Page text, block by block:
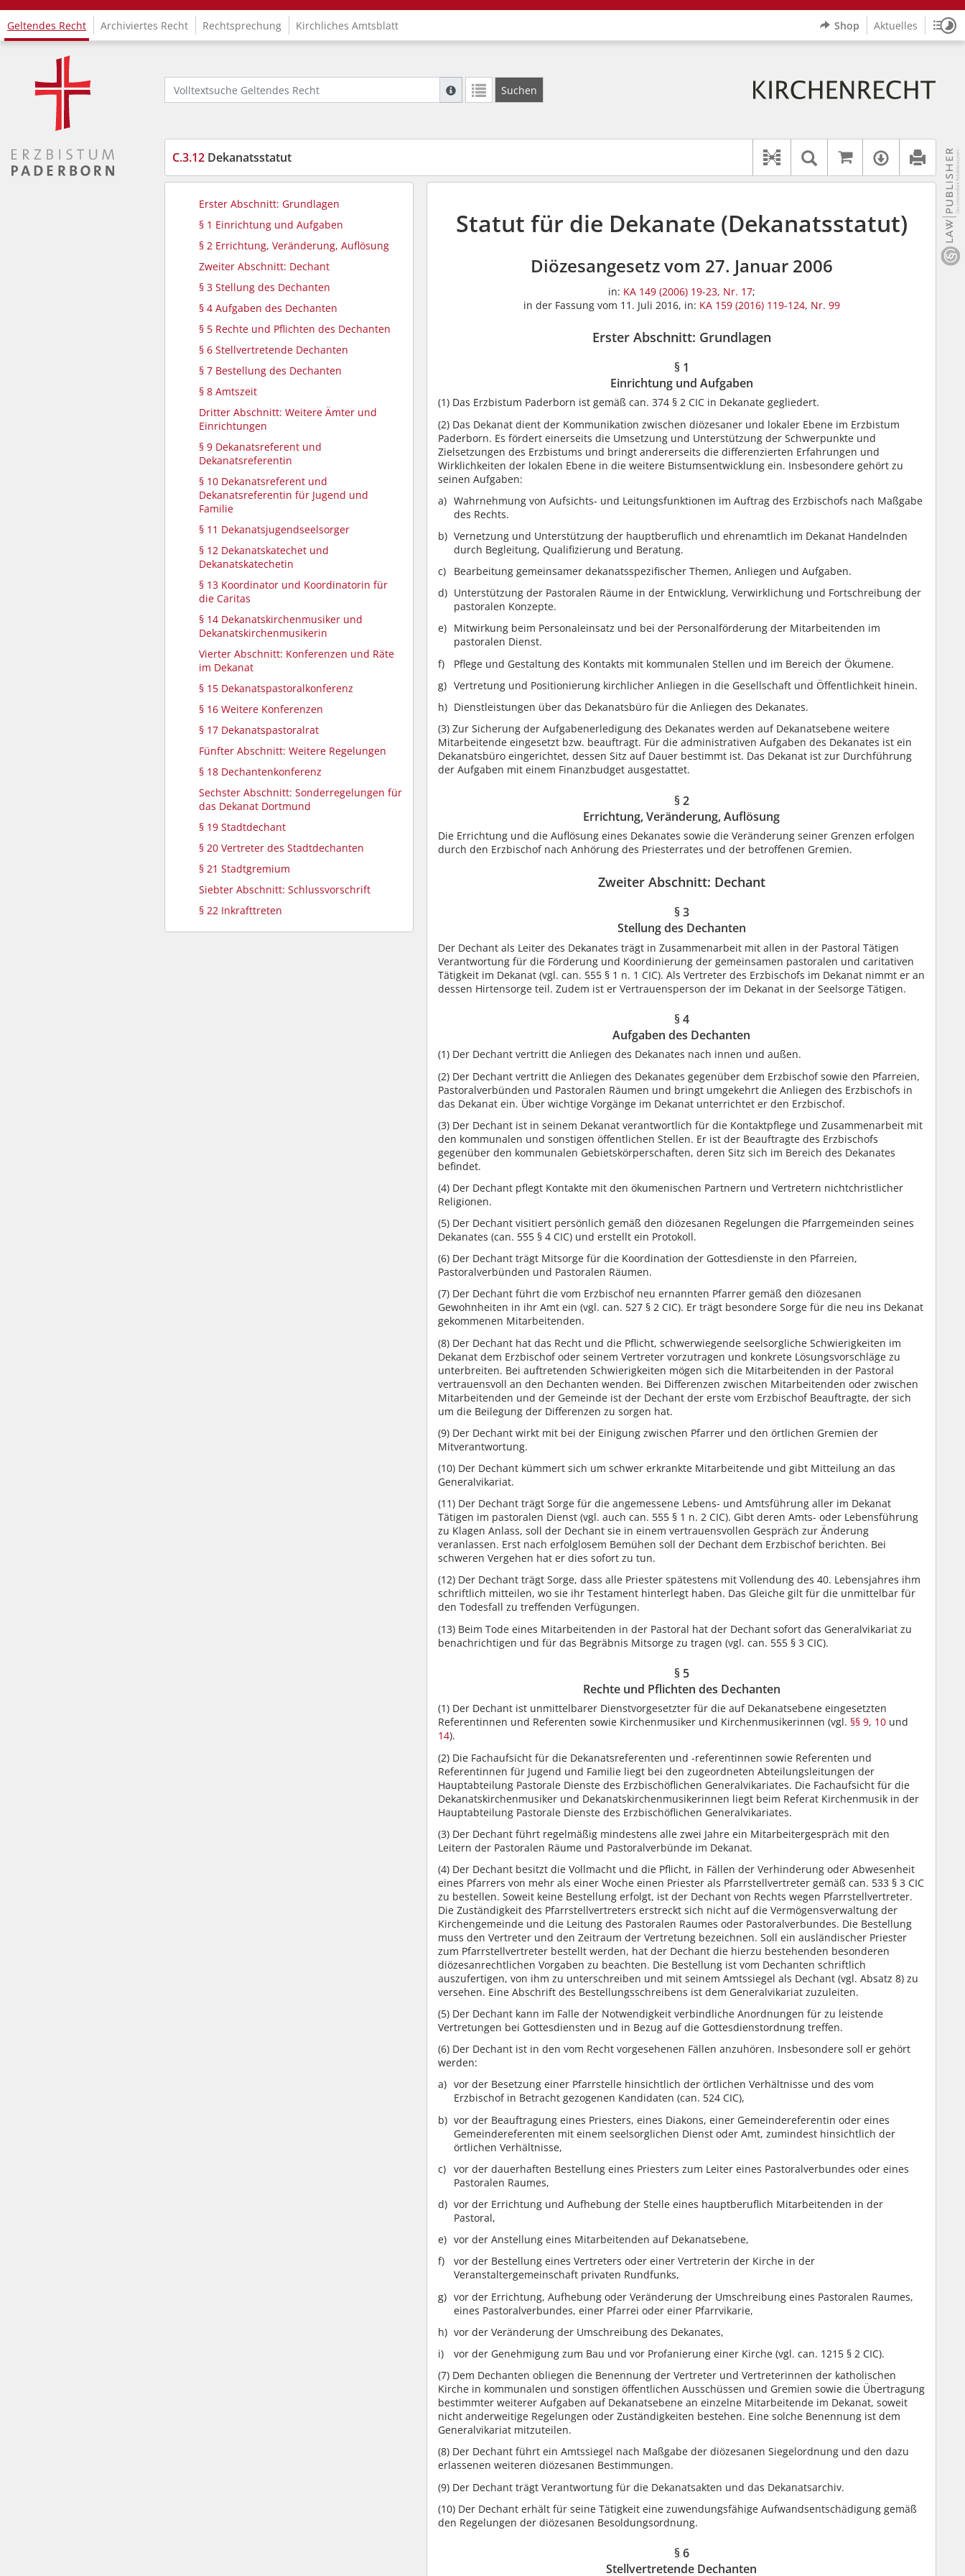
Logo Fachinformationssystem Kirchenrecht
Geltendes Recht Archiviertes Recht Rechtsprechung Kirchliches Amtsblatt Shop Aktuelles
Volltextsuche Geltendes Recht
Suche mit Platzhalter "*", Bsp. Pfarrer*, findet auch: "Pfarrerinitiative" oder "Pfarrerausschuss".
Suchen
C.3.12 Dekanatsstatut
Dokument-Beziehungen
Textsuche im
Auf
Erster Abschnitt: Grundlagen
§ 1 Einrichtung und Aufgaben
§ 2 Errichtung, Veränderung, Auflösung
Zweiter Abschnitt: Dechant
§ 3 Stellung des Dechanten
§ 4 Aufgaben des Dechanten
§ 5 Rechte und Pflichten des Dechanten
§ 6 Stellvertretende Dechanten
§ 7 Bestellung des Dechanten
§ 8 Amtszeit
Dritter Abschnitt: Weitere Ämter und
Einrichtungen
§ 9 Dekanatsreferent und
Dekanatsreferentin
§ 10 Dekanatsreferent und
Dekanatsreferentin für Jugend und
Familie
§ 11 Dekanatsjugendseelsorger
§ 12 Dekanatskatechet und
Dekanatskatechetin
§ 13 Koordinator und Koordinatorin für
die Caritas
§ 14 Dekanatskirchenmusiker und
Dekanatskirchenmusikerin
Vierter Abschnitt: Konferenzen und Räte
im Dekanat
§ 15 Dekanatspastoralkonferenz
§ 16 Weitere Konferenzen
§ 17 Dekanatspastoralrat
Fünfter Abschnitt: Weitere Regelungen
§ 18 Dechantenkonferenz
Sechster Abschnitt: Sonderregelungen für
das Dekanat Dortmund
§ 19 Stadtdechant
§ 20 Vertreter des Stadtdechanten
§ 21 Stadtgremium
Siebter Abschnitt: Schlussvorschrift
§ 22 Inkrafttreten
Statut für die Dekanate (Dekanatsstatut)
Diözesangesetz vom 27. Januar 2006
in: KA 149 (2006) 19-23, Nr. 17;
in der Fassung vom 11. Juli 2016, in: KA 159 (2016) 119-124, Nr. 99
Erster Abschnitt: Grundlagen
§ 1
Einrichtung und Aufgaben
(1) Das Erzbistum Paderborn ist gemäß can. 374 § 2 CIC in Dekanate gegliedert.
(2) Das Dekanat dient der Kommunikation zwischen diözesaner und lokaler Ebene im Erzbistum
Paderborn. Es fördert einerseits die Umsetzung und Unterstützung der Schwerpunkte und
Zielsetzungen des Erzbistums und bringt andererseits die differenzierten Erfahrungen und
Wirklichkeiten der lokalen Ebene in die weitere Bistumsentwicklung ein. Insbesondere gehört zu
seinen Aufgaben:
Wahrnehmung von Aufsichts- und Leitungsfunktionen im Auftrag des Erzbischofs nach Maßgabe
des Rechts.
Vernetzung und Unterstützung der hauptberuflich und ehrenamtlich im Dekanat Handelnden
durch Begleitung, Qualifizierung und Beratung.
Bearbeitung gemeinsamer dekanatsspezifischer Themen, Anliegen und Aufgaben.
Unterstützung der Pastoralen Räume in der Entwicklung, Verwirklichung und Fortschreibung der
pastoralen Konzepte.
Mitwirkung beim Personaleinsatz und bei der Personalförderung der Mitarbeitenden im
pastoralen Dienst.
Pflege und Gestaltung des Kontakts mit kommunalen Stellen und im Bereich der Ökumene.
Vertretung und Positionierung kirchlicher Anliegen in die Gesellschaft und Öffentlichkeit hinein.
Dienstleistungen über das Dekanatsbüro für die Anliegen des Dekanates.
(3) Zur Sicherung der Aufgabenerledigung des Dekanates werden auf Dekanatsebene weitere
Mitarbeitende eingesetzt bzw. beauftragt. Für die administrativen Aufgaben des Dekanates ist ein
Dekanatsbüro eingerichtet, dessen Sitz auf Dauer bestimmt ist. Das Dekanat ist zur Durchführung
der Aufgaben mit einem Finanzbudget ausgestattet.
§ 2
Errichtung, Veränderung, Auflösung
Die Errichtung und die Auflösung eines Dekanates sowie die Veränderung seiner Grenzen erfolgen
durch den Erzbischof nach Anhörung des Priesterrates und der betroffenen Gremien.
Zweiter Abschnitt: Dechant
§ 3
Stellung des Dechanten
Der Dechant als Leiter des Dekanates trägt in Zusammenarbeit mit allen in der Pastoral Tätigen
Verantwortung für die Förderung und Koordinierung der gemeinsamen pastoralen und caritativen
Tätigkeit im Dekanat (vgl. can. 555 § 1 n. 1 CIC). Als Vertreter des Erzbischofs im Dekanat nimmt er an
dessen Hirtensorge teil. Zudem ist er Vertrauensperson der im Dekanat in der Seelsorge Tätigen.
§ 4
Aufgaben des Dechanten
(1) Der Dechant vertritt die Anliegen des Dekanates nach innen und außen.
(2) Der Dechant vertritt die Anliegen des Dekanates gegenüber dem Erzbischof sowie den Pfarreien,
Pastoralverbünden und Pastoralen Räumen und bringt umgekehrt die Anliegen des Erzbischofs in
das Dekanat ein. Über wichtige Vorgänge im Dekanat unterrichtet er den Erzbischof.
(3) Der Dechant ist in seinem Dekanat verantwortlich für die Kontaktpflege und Zusammenarbeit mit
den kommunalen und sonstigen öffentlichen Stellen. Er ist der Beauftragte des Erzbischofs
gegenüber den kommunalen Gebietskörperschaften, deren Sitz sich im Bereich des Dekanates
befindet.
(4) Der Dechant pflegt Kontakte mit den ökumenischen Partnern und Vertretern nichtchristlicher
Religionen.
(5) Der Dechant visitiert persönlich gemäß den diözesanen Regelungen die Pfarrgemeinden seines
Dekanates (can. 555 § 4 CIC) und erstellt ein Protokoll.
(6) Der Dechant trägt Mitsorge für die Koordination der Gottesdienste in den Pfarreien,
Pastoralverbünden und Pastoralen Räumen.
(7) Der Dechant führt die vom Erzbischof neu ernannten Pfarrer gemäß den diözesanen
Gewohnheiten in ihr Amt ein (vgl. can. 527 § 2 CIC). Er trägt besondere Sorge für die neu ins Dekanat
gekommenen Mitarbeitenden.
(8) Der Dechant hat das Recht und die Pflicht, schwerwiegende seelsorgliche Schwierigkeiten im
Dekanat dem Erzbischof oder seinem Vertreter vorzutragen und konkrete Lösungsvorschläge zu
unterbreiten. Bei auftretenden Schwierigkeiten mögen sich die Mitarbeitenden in der Pastoral
vertrauensvoll an den Dechanten wenden. Bei Differenzen zwischen Mitarbeitenden oder zwischen
Mitarbeitenden und der Gemeinde ist der Dechant der erste vom Erzbischof Beauftragte, der sich
um die Beilegung der Differenzen zu sorgen hat.
(9) Der Dechant wirkt mit bei der Einigung zwischen Pfarrer und den örtlichen Gremien der
Mitverantwortung.
(10) Der Dechant kümmert sich um schwer erkrankte Mitarbeitende und gibt Mitteilung an das
Generalvikariat.
(11) Der Dechant trägt Sorge für die angemessene Lebens- und Amtsführung aller im Dekanat
Tätigen im pastoralen Dienst (vgl. auch can. 555 § 1 n. 2 CIC). Gibt deren Amts- oder Lebensführung
zu Klagen Anlass, soll der Dechant sie in einem vertrauensvollen Gespräch zur Änderung
veranlassen. Erst nach erfolglosem Bemühen soll der Dechant dem Erzbischof berichten. Bei
schweren Vergehen hat er dies sofort zu tun.
(12) Der Dechant trägt Sorge, dass alle Priester spätestens mit Vollendung des 40. Lebensjahres ihm
schriftlich mitteilen, wo sie ihr Testament hinterlegt haben. Das Gleiche gilt für die unmittelbar für
den Todesfall zu treffenden Verfügungen.
(13) Beim Tode eines Mitarbeitenden in der Pastoral hat der Dechant sofort das Generalvikariat zu
benachrichtigen und für das Begräbnis Mitsorge zu tragen (vgl. can. 555 § 3 CIC).
§ 5
Rechte und Pflichten des Dechanten
(1) Der Dechant ist unmittelbarer Dienstvorgesetzter für die auf Dekanatsebene eingesetzten
Referentinnen und Referenten sowie Kirchenmusiker und Kirchenmusikerinnen (vgl. §§ 9, 10 und
14).
(2) Die Fachaufsicht für die Dekanatsreferenten und -referentinnen sowie Referenten und
Referentinnen für Jugend und Familie liegt bei den zugeordneten Abteilungsleitungen der
Hauptabteilung Pastorale Dienste des Erzbischöflichen Generalvikariates. Die Fachaufsicht für die
Dekanatskirchenmusiker und Dekanatskirchenmusikerinnen liegt beim Referat Kirchenmusik in der
Hauptabteilung Pastorale Dienste des Erzbischöflichen Generalvikariates.
(3) Der Dechant führt regelmäßig mindestens alle zwei Jahre ein Mitarbeitergespräch mit den
Leitern der Pastoralen Räume und Pastoralverbünde im Dekanat.
(4) Der Dechant besitzt die Vollmacht und die Pflicht, in Fällen der Verhinderung oder Abwesenheit
eines Pfarrers von mehr als einer Woche einen Priester als Pfarrstellvertreter gemäß can. 533 § 3 CIC
zu bestellen. Soweit keine Bestellung erfolgt, ist der Dechant von Rechts wegen Pfarrstellvertreter.
Die Zuständigkeit des Pfarrstellvertreters erstreckt sich nicht auf die Vermögensverwaltung der
Kirchengemeinde und die Leitung des Pastoralen Raumes oder Pastoralverbundes. Die Bestellung
muss den Vertreter und den Zeitraum der Vertretung bezeichnen. Soll ein ausländischer Priester
zum Pfarrstellvertreter bestellt werden, hat der Dechant die hierzu bestehenden besonderen
diözesanrechtlichen Vorgaben zu beachten. Die Bestellung ist vom Dechanten schriftlich
auszufertigen, von ihm zu unterschreiben und mit seinem Amtssiegel als Dechant (vgl. Absatz 8) zu
versehen. Eine Abschrift des Bestellungsschreibens ist dem Generalvikariat zuzuleiten.
(5) Der Dechant kann im Falle der Notwendigkeit verbindliche Anordnungen für zu leistende
Vertretungen bei Gottesdiensten und in Bezug auf die Gottesdienstordnung treffen.
(6) Der Dechant ist in den vom Recht vorgesehenen Fällen anzuhören. Insbesondere soll er gehört
werden:
vor der Besetzung einer Pfarrstelle hinsichtlich der örtlichen Verhältnisse und des vom
Erzbischof in Betracht gezogenen Kandidaten (can. 524 CIC),
vor der Beauftragung eines Priesters, eines Diakons, einer Gemeindereferentin oder eines
Gemeindereferenten mit einem seelsorglichen Dienst oder Amt, zumindest hinsichtlich der
örtlichen Verhältnisse,
vor der dauerhaften Bestellung eines Priesters zum Leiter eines Pastoralverbundes oder eines
Pastoralen Raumes,
vor der Errichtung und Aufhebung der Stelle eines hauptberuflich Mitarbeitenden in der
Pastoral,
vor der Anstellung eines Mitarbeitenden auf Dekanatsebene,
vor der Bestellung eines Vertreters oder einer Vertreterin der Kirche in der
Veranstaltergemeinschaft privaten Rundfunks,
vor der Errichtung, Aufhebung oder Veränderung der Umschreibung eines Pastoralen Raumes,
eines Pastoralverbundes, einer Pfarrei oder einer Pfarrvikarie,
vor der Veränderung der Umschreibung des Dekanates,
vor der Genehmigung zum Bau und vor Profanierung einer Kirche (vgl. can. 1215 § 2 CIC).
(7) Dem Dechanten obliegen die Benennung der Vertreter und Vertreterinnen der katholischen
Kirche in kommunalen und sonstigen öffentlichen Ausschüssen und Gremien sowie die Übertragung
bestimmter weiterer Aufgaben auf Dekanatsebene an einzelne Mitarbeitende im Dekanat, soweit
nicht anderweitige Regelungen oder Zuständigkeiten bestehen. Eine solche Benennung ist dem
Generalvikariat mitzuteilen.
(8) Der Dechant führt ein Amtssiegel nach Maßgabe der diözesanen Siegelordnung und den dazu
erlassenen weiteren diözesanen Bestimmungen.
(9) Der Dechant trägt Verantwortung für die Dekanatsakten und das Dekanatsarchiv.
(10) Der Dechant erhält für seine Tätigkeit eine zuwendungsfähige Aufwandsentschädigung gemäß
den Regelungen der diözesanen Besoldungsordnung.
§ 6
Stellvertretende Dechanten
wbv